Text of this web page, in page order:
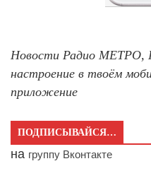
Новости Радио МЕТРО,
настроение в твоём
приложение
ПОДПИСЫВАЙСЯ…
на группу Вконтакте